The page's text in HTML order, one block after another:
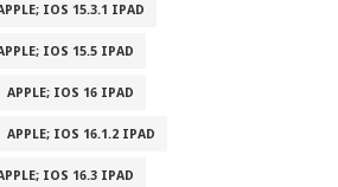
IOS 15.3.1 IPAD
IOS 15.5 IPAD
APPLE; IOS 16 IPAD
APPLE; IOS 16.1.2 IPAD
IOS 16.3 IPAD